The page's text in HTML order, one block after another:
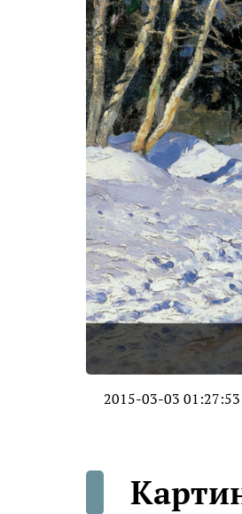
2015-03-03 01:27:53